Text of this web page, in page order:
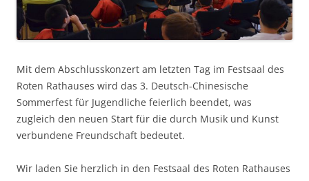
Mit dem Abschlusskonzert am letzten Tag im Festsaal des
Roten Rathauses wird das 3. Deutsch-Chinesische
Sommerfest für Jugendliche feierlich beendet, was
zugleich den neuen Start für die durch Musik und Kunst
verbundene Freundschaft bedeutet.
Wir laden Sie herzlich in den Festsaal des Roten Rathauses